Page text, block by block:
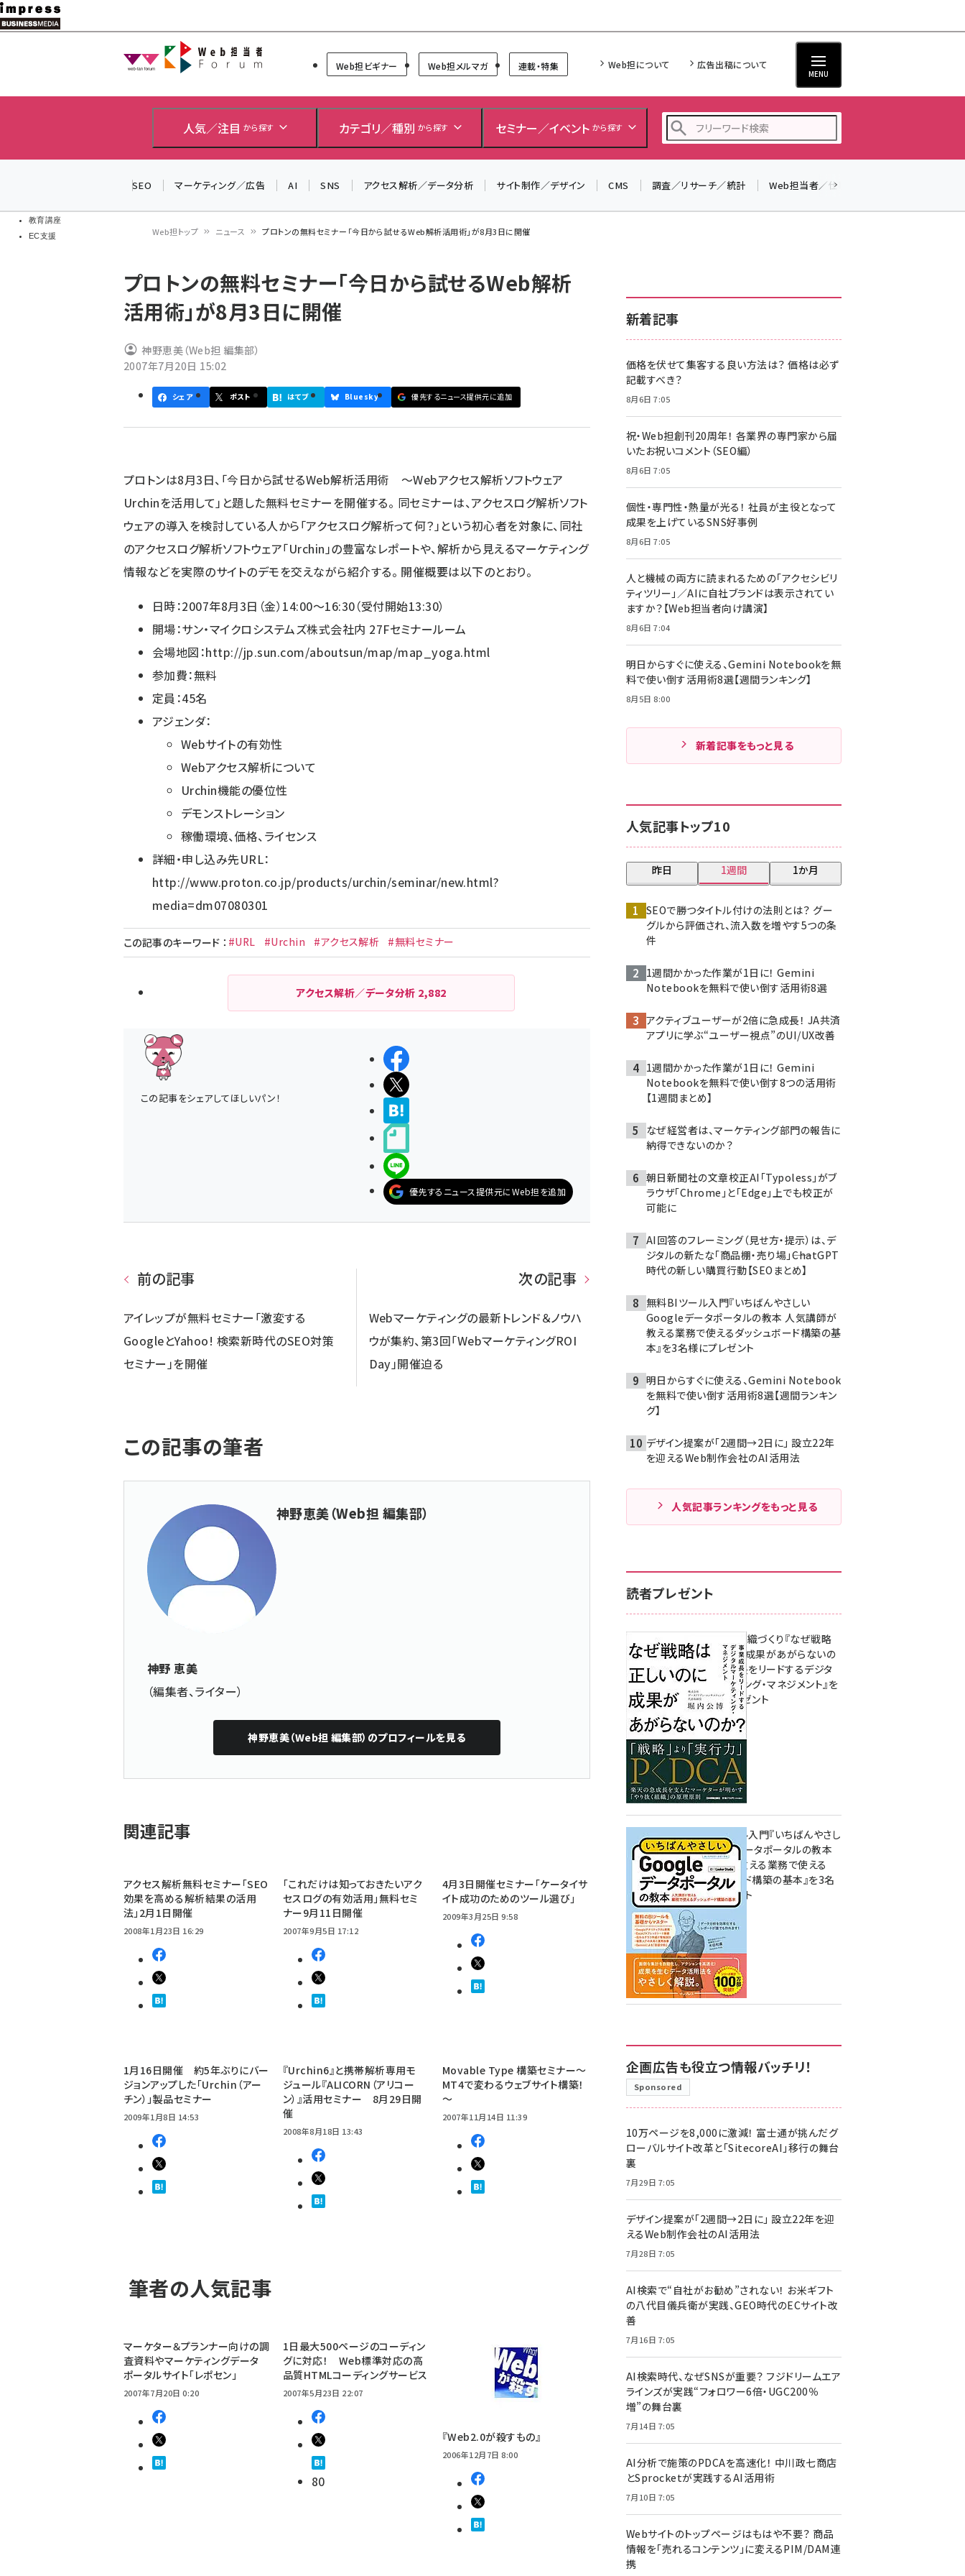
メ
イ
教育講座
EC支援
Web担当者Forum
Web担ビギナー Web担メルマガ 連載・特集 Web担について 広告出稿について
MENU
人気／注目 から探す カテゴリ／種別 から探す セミナー／イベント から探す
z世代 (1622)
meo (1275)
SEO マーケティング／広告 AI SNS アクセス解析／データ分析 サイト制作／デザイン CMS 調査／リサーチ／統計 Web担当者／仕事
ン
く
ず
Web担トップ ニュース プロトンの無料セミナー「今日から試せるWeb解析活用術」が8月3日に開催
プロトンの無料セミナー「今日から試せるWeb解析
活用術」が8月3日に開催
神野恵美（Web担 編集部）
2007年7月20日 15:02
シェア ポスト はてブ Bluesky 優先するニュース提供元に追加
プロトンは8月3日、「今日から試せるWeb解析活用術 ～Webアクセス解析ソフトウェア
Urchinを活用して」と題した無料セミナーを開催する。 同セミナーは、アクセスログ解析ソフト
ウェアの導入を検討している人から「アクセスログ解析って何？」という初心者を対象に、同社
のアクセスログ解析ソフトウェア「Urchin」の豊富なレポートや、解析から見えるマーケティング
情報などを実際のサイトのデモを交えながら紹介する。 開催概要は以下のとおり。
日時：2007年8月3日（金）14:00～16:30（受付開始13:30）
開場：サン・マイクロシステムズ株式会社内 27Fセミナールーム
会場地図：http://jp.sun.com/aboutsun/map/map_yoga.html
参加費：無料
定員：45名
アジェンダ：
Webサイトの有効性
Webアクセス解析について
Urchin機能の優位性
デモンストレーション
稼働環境、価格、ライセンス
詳細・申し込み先URL：
http://www.proton.co.jp/products/urchin/seminar/new.html?
media=dm07080301
この記事のキーワード ： #URL #Urchin #アクセス解析 #無料セミナー
アクセス解析／データ分析 2,882
この記事をシェアしてほしいパン！
シェアする
ポストする
LINEで送る
優先するニュース提供元にWeb担を追加
前の記事
アイレップが無料セミナー「激変する
GoogleとYahoo! 検索新時代のSEO対策
セミナー」を開催
次の記事
Webマーケティングの最新トレンド＆ノウハ
ウが集約、第3回「WebマーケティングROI
Day」開催迫る
この記事の筆者
神野恵美（Web担 編集部）
神野 恵美
（編集者、ライター）
神野恵美（Web担 編集部） のプロフィールを見る
関連記事
アクセス解析無料セミナー「SEO
効果を高める解析結果の活用
法」2月1日開催
2008年1月23日 16:29
「これだけは知っておきたいアク
セスログの有効活用」無料セミ
ナー9月11日開催
2007年9月5日 17:12
4月3日開催セミナー「ケータイサ
イト成功のためのツール選び」
2009年3月25日 9:58
1月16日開催 約5年ぶりにバー
ジョンアップした「Urchin（アー
チン）」製品セミナー
2009年1月8日 14:53
『Urchin6』と携帯解析専用モ
ジュール『ALICORN（アリコー
ン）』活用セミナー 8月29日開
催
2008年8月18日 13:43
Movable Type 構築セミナー～
MT4で変わるウェブサイト構築！
～
2007年11月14日 11:39
筆者の人気記事
マーケター＆プランナー向けの調
査資料やマーケティングデータ
ポータルサイト「レポセン」
2007年7月20日 0:20
1日最大500ページのコーディン
グに対応！ Web標準対応の高
品質HTMLコーディングサービス
2007年5月23日 22:07
80
『Web2.0が殺すもの』
2006年12月7日 8:00
新着記事
価格を伏せて集客する良い方法は？ 価格は必ず
記載すべき？
8月6日 7:05
祝・Web担創刊20周年！ 各業界の専門家から届
いたお祝いコメント（SEO編）
8月6日 7:05
個性・専門性・熱量が光る！ 社員が主役となって
成果を上げているSNS好事例
8月6日 7:05
人と機械の両方に読まれるための「アクセシビリ
ティツリー」／AIに自社ブランドは表示されてい
ますか？【Web担当者向け講演】
8月6日 7:04
明日からすぐに使える、Gemini Notebookを無
料で使い倒す活用術8選【週間ランキング】
8月5日 8:00
新着記事をもっと見る
人気記事トップ10
昨日 1週間 1か月
SEOで勝つタイトル付けの法則とは？ グー
グルから評価され、流入数を増やす5つの条
件
1週間かかった作業が1日に！ Gemini
Notebookを無料で使い倒す活用術8選
アクティブユーザーが2倍に急成長！ JA共済
アプリに学ぶ“ユーザー視点”のUI/UX改善
1週間かかった作業が1日に！ Gemini
Notebookを無料で使い倒す8つの活用術
【1週間まとめ】
なぜ経営者は、マーケティング部門の報告に
納得できないのか？
朝日新聞社の文章校正AI「Typoless」がブ
ラウザ「Chrome」と「Edge」上でも校正が
可能に
AI回答のフレーミング（見せ方・提示）は、デ
ジタルの新たな「商品棚・売り場」――ChatGPT
時代の新しい購買行動【SEOまとめ】
無料BIツール入門『いちばんやさしい
Googleデータポータルの教本 人気講師が
教える業務で使えるダッシュボード構築の基
本』を3名様にプレゼント
明日からすぐに使える、Gemini Notebook
を無料で使い倒す活用術8選【週間ランキン
グ】
デザイン提案が「2週間→2日に」 設立22年
を迎えるWeb制作会社のAI活用法
人気記事ランキングをもっと見る
読者プレゼント
成果を生む組織づくり『なぜ戦略
は正しいのに成果があがらないの
か？ 事業成長をリードするデジタ
ルマーケティング・マネジメント』を
3名様にプレゼント
8月7日 10:00
無料BIツール入門『いちばんやさし
いGoogleデータポータルの教本
人気講師が教える業務で使える
ダッシュボード構築の基本』を3名
様にプレゼント
7月31日 10:00
企画広告も役立つ情報バッチリ！
Sponsored
10万ページを8,000に激減！ 富士通が挑んだグ
ローバルサイト改革と「SitecoreAI」移行の舞台
裏
7月29日 7:05
デザイン提案が「2週間→2日に」 設立22年を迎
えるWeb制作会社のAI活用法
7月28日 7:05
AI検索で“自社がお勧め”されない！ お米ギフト
の八代目儀兵衛が実践、GEO時代のECサイト改
善
7月16日 7:05
AI検索時代、なぜSNSが重要？ フジドリームエア
ラインズが実践“フォロワー6倍・UGC200％
増”の舞台裏
7月14日 7:05
AI分析で施策のPDCAを高速化！ 中川政七商店
とSprocketが実践するAI活用術
7月10日 7:05
Webサイトのトップページはもはや不要？ 商品
情報を「売れるコンテンツ」に変えるPIM/DAM連
携